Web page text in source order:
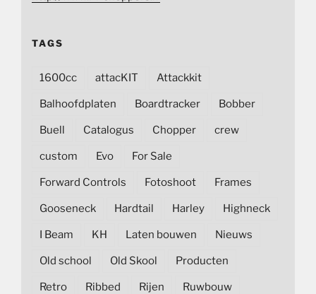
TAGS
1600cc attacKIT Attackkit
Balhoofdplaten Boardtracker Bobber
Buell Catalogus Chopper crew
custom Evo For Sale
Forward Controls Fotoshoot Frames
Gooseneck Hardtail Harley Highneck
I Beam KH Laten bouwen Nieuws
Old school Old Skool Producten
Retro Ribbed Rijen Ruwbouw